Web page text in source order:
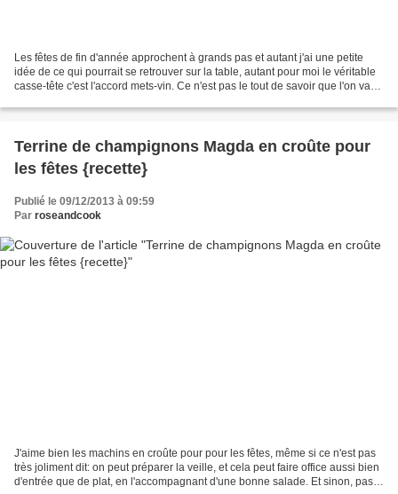
Les fêtes de fin d'année approchent à grands pas et autant j'ai une petite
idée de ce qui pourrait se retrouver sur la table, autant pour moi le véritable
casse-tête c'est l'accord mets-vin. Ce n'est pas le tout de savoir que l'on va
Terrine de champignons Magda en croûte pour
les fêtes {recette}
Publié le 09/12/2013 à 09:59
Par roseandcook
J'aime bien les machins en croûte pour pour les fêtes, même si ce n'est pas
très joliment dit: on peut préparer la veille, et cela peut faire office aussi bien
d'entrée que de plat, en l'accompagnant d'une bonne salade. Et sinon, pas